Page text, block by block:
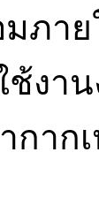
ภา
าน
กา